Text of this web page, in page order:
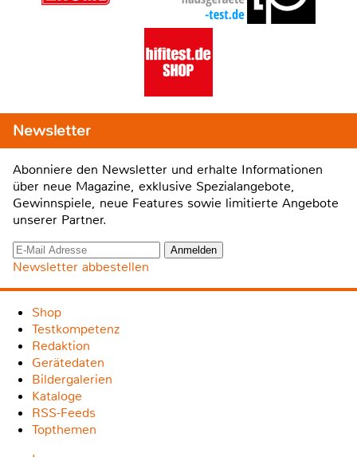
Newsletter
Abonniere den Newsletter und erhalte Informationen
über neue Magazine, exklusive Spezialangebote,
Gewinnspiele, neue Features sowie limitierte Angebote
unserer Partner.
Newsletter abbestellen
Shop
Testkompetenz
Redaktion
Gerätedaten
Bildergalerien
Kataloge
RSS-Feeds
Topthemen